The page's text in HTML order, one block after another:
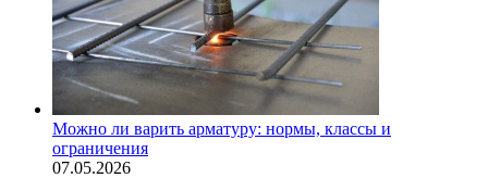
Можно ли варить арматуру: нормы, классы и
ограничения
07.05.2026